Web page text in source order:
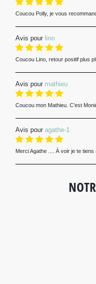
Coucou Polly, je vous
Avis pour lino
Coucou Lino, retour positif plus
Avis pour mathieu
Coucou mon Mathieu. C’est
Avis pour agathe-1
Merci Agathe .... À voir je te tiens